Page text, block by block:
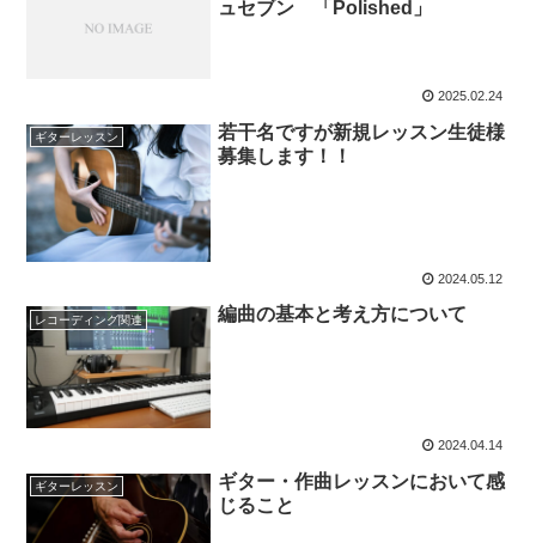
ュセブン 「Polished」
2025.02.24
ギターレッスン
若干名ですが新規レッスン生徒様
募集します！！
2024.05.12
レコーディング関連 編曲の基本と考え方について
2024.04.14
ギターレッスン
ギター・作曲レッスンにおいて感
じること